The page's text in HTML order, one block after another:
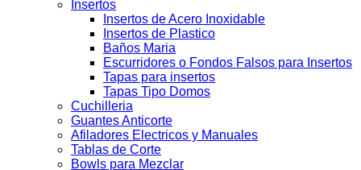
Insertos
Insertos de Acero Inoxidable
Insertos de Plastico
Baños Maria
Escurridores o Fondos Falsos para Insertos
Tapas para insertos
Tapas Tipo Domos
Cuchilleria
Guantes Anticorte
Afiladores Electricos y Manuales
Tablas de Corte
Bowls para Mezclar